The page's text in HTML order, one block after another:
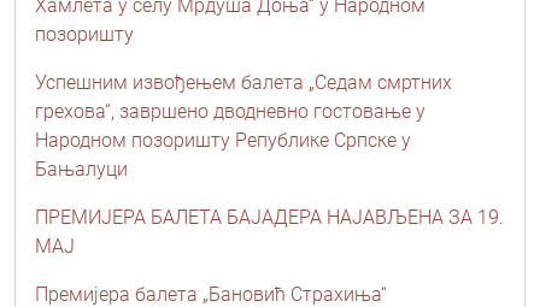
Хамлета у селу Мрдуша Доња“ у Народном
позоришту
Успешним извођењем балета „Седам смртних
грехова“, завршено дводневно гостовање у
Народном позоришту Републике Српске у
Бањалуци
ПРЕМИЈЕРА БАЛЕТА БАЈАДЕРА НАЈАВЉЕНА ЗА 19.
МАЈ
Премијера балета „Бановић Страхиња“